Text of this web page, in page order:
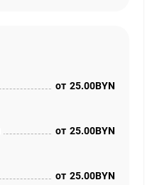
от 25.00BYN
от 25.00BYN
от 25.00BYN